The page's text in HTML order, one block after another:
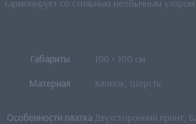
гармонирует со стильным необычным
Габариты
100 × 100 см
Материал
Хлопок, Шерсть
Особенности платка Двухсторонний принт,